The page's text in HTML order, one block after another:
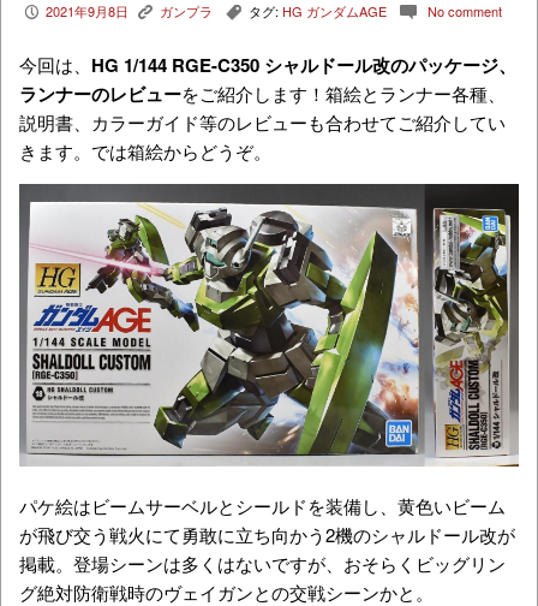
P 2021年9月8日 K ガンプラ , タグ: HG ガンダムAGE c No comment
今回は、 HG 1/144 RGE-C350 シャルドール改のパッケージ、
ランナーのレビューをご紹介します！箱絵とランナー各種、
説明書、カラーガイド等のレビューも合わせてご紹介してい
きます。では箱絵からどうぞ。
パケ絵はビームサーベルとシールドを装備し、黄色いビーム
が飛び交う戦火にて勇敢に立ち向かう2機のシャルドール改が
掲載。登場シーンは多くはないですが、おそらくビッグリン
グ絶対防衛戦時のヴェイガンとの交戦シーンかと。